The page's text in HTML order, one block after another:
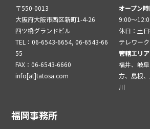
〒550-0013
大阪府大阪市西区新町1-4-26
四ツ橋グランドビル
TEL：06-6543-6654, 06-6543-66
55
FAX：06-6543-6660
info[at]tatosa.com
オープン
9:00～
休日：土
テレワー
管轄エリア
福井、岐
方、島根
川
福岡事務所